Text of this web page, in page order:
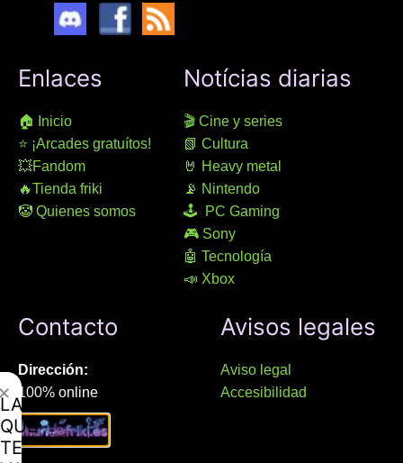
Enlaces
🏠 Inicio
⭐ ¡Arcades gratuítos!
💥Fandom
🔥Tienda friki
🤡 Quienes somos
Notícias diarias
🎬 Cine y series
📗 Cultura
🤘 Heavy metal
📡 Nintendo
🕹 PC Gaming
🎮 Sony
🤖 Tecnología
📣 Xbox
Contacto
Dirección:
100% online
Manresa (08241), Barcelona
Chat Whatsapp (solo texto):
Avisos legales
Aviso legal
Accesibilidad
LAMENTAMOS
QUE
TE